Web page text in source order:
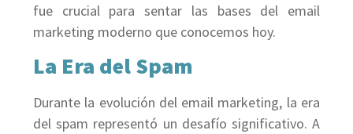
fue crucial para sentar las bases del email
marketing moderno que conocemos hoy.
La Era del Spam
Durante la evolución del email marketing, la era
del spam representó un desafío significativo. A